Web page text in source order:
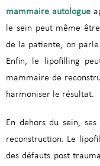
mammaire autologue
le sein peut même
de la patiente, on parle
Enfin, le lipofilling
mammaire de
harmoniser le résultat.
En dehors du sein,
reconstruction. Le
des défauts post